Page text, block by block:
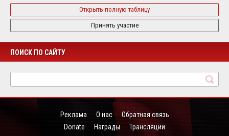
Открыть полную таблицу
Принять участие
ПОИСК ПО САЙТУ
Реклама О нас
Обратная связь
Donate
Награды Трансляции